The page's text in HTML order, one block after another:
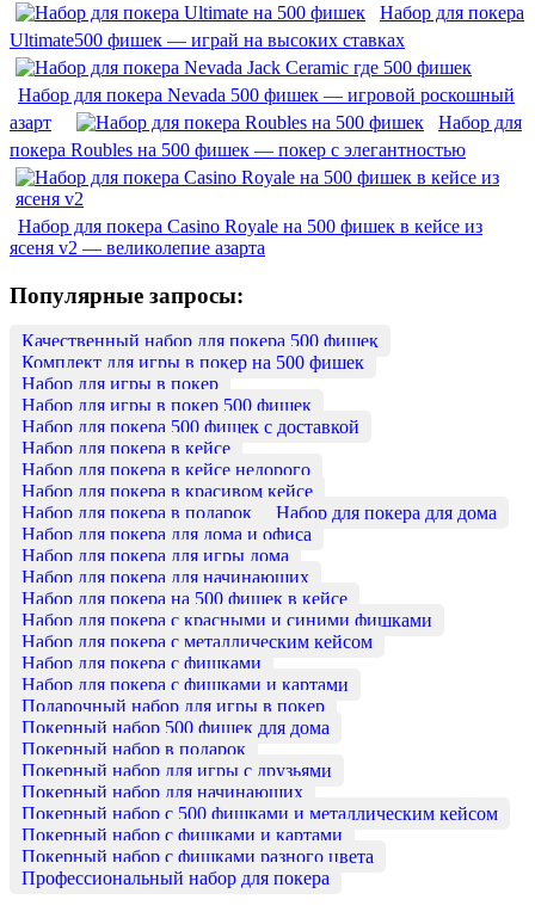
Набор для покера
Ultimate500 фишек — играй на высоких ставках
Набор для покера Nevada 500 фишек — игровой роскошный
азарт
Набор для
покера Roubles на 500 фишек — покер с элегантностью
Набор для покера Casino Royale на 500 фишек в кейсе из
ясеня v2 — великолепие азарта
Популярные запросы:
Качественный набор для покера 500 фишек
Комплект для игры в покер на 500 фишек
Набор для игры в покер
Набор для игры в покер 500 фишек
Набор для покера 500 фишек с доставкой
Набор для покера в кейсе
Набор для покера в кейсе недорого
Набор для покера в красивом кейсе
Набор для покера в подарок
Набор для покера для дома
Набор для покера для дома и офиса
Набор для покера для игры дома
Набор для покера для начинающих
Набор для покера на 500 фишек в кейсе
Набор для покера с красными и синими фишками
Набор для покера с металлическим кейсом
Набор для покера с фишками
Набор для покера с фишками и картами
Подарочный набор для игры в покер
Покерный набор 500 фишек для дома
Покерный набор в подарок
Покерный набор для игры с друзьями
Покерный набор для начинающих
Покерный набор с 500 фишками и металлическим кейсом
Покерный набор с фишками и картами
Покерный набор с фишками разного цвета
Профессиональный набор для покера